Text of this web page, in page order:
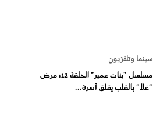
سينما وتلفزيون
مسلسل "بنات عمير" الحلقة 12: مرض
"غلا" بالقلب يقلق أسرة...